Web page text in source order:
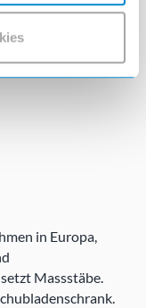
in Europa,
Massstäbe.